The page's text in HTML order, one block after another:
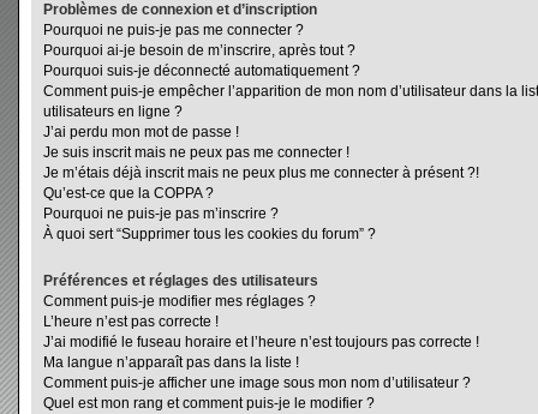
Problèmes de connexion et d’inscription
Pourquoi ne puis-je pas me connecter ?
Pourquoi ai-je besoin de m’inscrire, après tout ?
Pourquoi suis-je déconnecté automatiquement ?
Comment puis-je empêcher l’apparition de mon nom d’utilisateur dans la
utilisateurs en ligne ?
J’ai perdu mon mot de passe !
Je suis inscrit mais ne peux pas me connecter !
Je m’étais déjà inscrit mais ne peux plus me connecter à présent ?!
Qu’est-ce que la COPPA ?
Pourquoi ne puis-je pas m’inscrire ?
À quoi sert “Supprimer tous les cookies du forum” ?
Préférences et réglages des utilisateurs
Comment puis-je modifier mes réglages ?
L’heure n’est pas correcte !
J’ai modifié le fuseau horaire et l’heure n’est toujours pas correcte !
Ma langue n’apparaît pas dans la liste !
Comment puis-je afficher une image sous mon nom d’utilisateur ?
Quel est mon rang et comment puis-je le modifier ?